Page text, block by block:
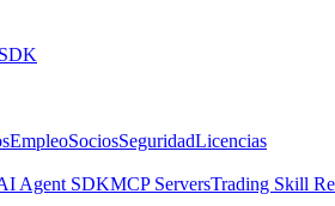
EmpleoSociosSeguridadLicencias
Agent SDKMCP ServersTrading Skill